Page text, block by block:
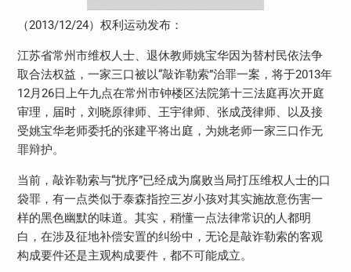
（2013/12/24）权利运动发布：
江苏省常州市维权人士、退休教师姚宝华因为替村民依法争
取合法权益，一家三口被以“敲诈勒索”治罪一案，将于2013年
12月26日上午九点在常州市钟楼区法院第十三法庭再次开庭
审理，届时，刘晓原律师、王宇律师、张成茂律师、以及接
受姚宝华老师委托的张建平将出庭，为姚老师一家三口作无
罪辩护。
当前，敲诈勒索与“扰序”已经成为腐败当局打压维权人士的口
袋罪，有一点类似于泰森指控三岁小孩对其实施故意伤害一
样的黑色幽默的味道。其实，稍懂一点法律常识的人都明
白，在涉及征地补偿安置的纠纷中，无论是敲诈勒索的客观
构成要件还是主观构成要件，都不可能成立。